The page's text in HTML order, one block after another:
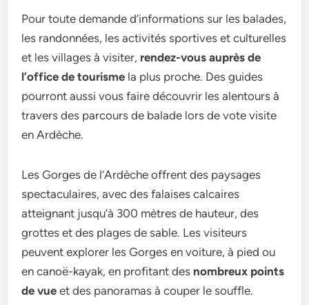
Pour toute demande d’informations sur les balades,
les randonnées, les activités sportives et culturelles
et les villages à visiter, rendez-vous auprès de
l’office de tourisme la plus proche. Des guides
pourront aussi vous faire découvrir les alentours à
travers des parcours de balade lors de vote visite
en Ardèche.
Les Gorges de l’Ardèche offrent des paysages
spectaculaires, avec des falaises calcaires
atteignant jusqu’à 300 mètres de hauteur, des
grottes et des plages de sable. Les visiteurs
peuvent explorer les Gorges en voiture, à pied ou
en canoë-kayak, en profitant des nombreux points
de vue et des panoramas à couper le souffle.